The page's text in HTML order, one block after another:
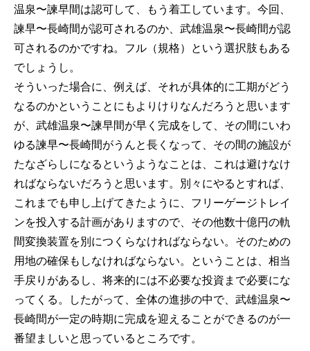
温泉〜諫早間は認可して、もう着工しています。今回、
諫早〜長崎間が認可されるのか、武雄温泉〜長崎間が認
可されるのかですね。フル（規格）という選択肢もある
でしょうし。
そういった場合に、例えば、それが具体的に工期がどう
なるのかということにもよりけりなんだろうと思います
が、武雄温泉〜諫早間が早く完成をして、その間にいわ
ゆる諫早〜長崎間がうんと長くなって、その間の施設が
たなざらしになるというようなことは、これは避けなけ
ればならないだろうと思います。別々にやるとすれば、
これまでも申し上げてきたように、フリーゲージトレイ
ンを投入する計画がありますので、その他数十億円の軌
間変換装置を別につくらなければならない。そのための
用地の確保もしなければならない。ということは、相当
手戻りがあるし、将来的には不必要な投資まで必要にな
ってくる。したがって、全体の進捗の中で、武雄温泉〜
長崎間が一定の時期に完成を迎えることができるのが一
番望ましいと思っているところです。